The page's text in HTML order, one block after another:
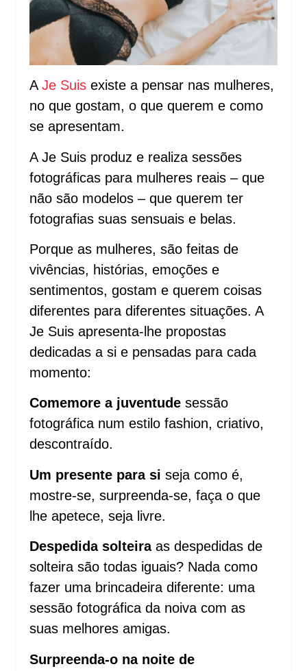
AJe Suis existe a pensar nas mulheres,
no que gostam, o que querem e como
se apresentam.
A Je Suis produz e realiza sessões
fotográficas para mulheres reais – que
não são modelos – que querem ter
fotografias suas sensuais e belas.
Porque as mulheres, são feitas de
vivências, histórias, emoções e
sentimentos, gostam e querem coisas
diferentes para diferentes situações. A
Je Suis apresenta-lhe propostas
dedicadas a si e pensadas para cada
momento:
Comemore a juventudesessão
fotográfica num estilo fashion, criativo,
descontraído.
Um presente para si seja como é,
mostre-se, surpreenda-se, faça o que
lhe apetece, seja livre.
Despedida solteiraas despedidas de
solteira são todas iguais? Nada como
fazer uma brincadeira diferente: uma
sessão fotográfica da noiva com as
suas melhores amigas.
Surpreenda-o na noite de